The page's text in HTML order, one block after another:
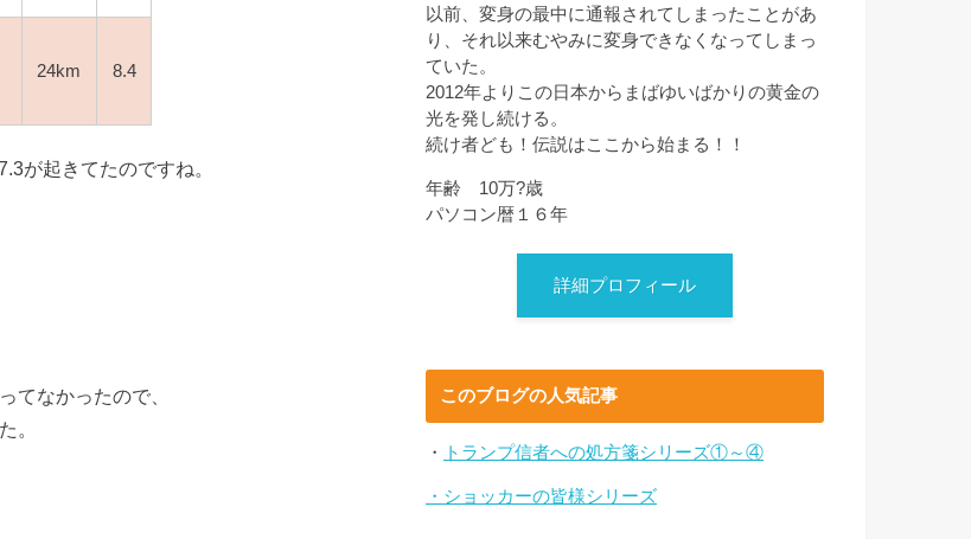
24km 8.4
が起きてたのですね。
てなかったので、
。
以前、変身の最中に通報されてしまったことがあ
り、それ以来むやみに変身できなくなってしまっ
ていた。
2012年よりこの日本からまばゆいばかりの黄金の
光を発し続ける。
続け者ども！伝説はここから始まる！！
年齢 10万?歳
パソコン暦１６年
詳細プロフィール
このブログの人気記事
・ トランプ信者への処方箋シリーズ①～④
・ショッカーの皆様シリーズ